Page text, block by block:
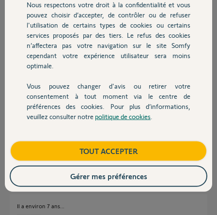
Chauffage
Autres produits
Devis avec un pro
Contact
il y a plus de 6 ans
Participer au fil de discussion
Réponses
Bonne journée !
Jean-Luc B. il y a plus de 6 ans
Il a environ 7 ans...
Nous respectons votre droit à la confidentialité et vous
pouvez choisir d’accepter, de contrôler ou de refuser
l'utilisation de certains types de cookies ou certains
services proposés par des tiers. Le refus des cookies
n’affectera pas votre navigation sur le site Somfy
cependant votre expérience utilisateur sera moins
optimale.
Vous pouvez changer d'avis ou retirer votre
consentement à tout moment via le centre de
préférences des cookies. Pour plus d’informations,
veuillez consulter notre politique de cookies
TOUT ACCEPTER
Gérer mes préférences